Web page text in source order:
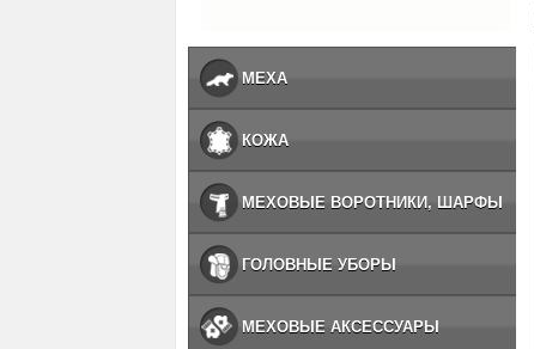
МЕХА
КОЖА
МЕХОВЫЕ ВОРОТНИКИ, ШАРФЫ
ГОЛОВНЫЕ УБОРЫ
МЕХОВЫЕ АКСЕССУАРЫ